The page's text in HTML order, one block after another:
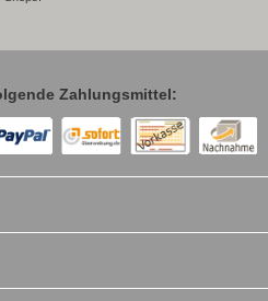
Zahlungsmittel: